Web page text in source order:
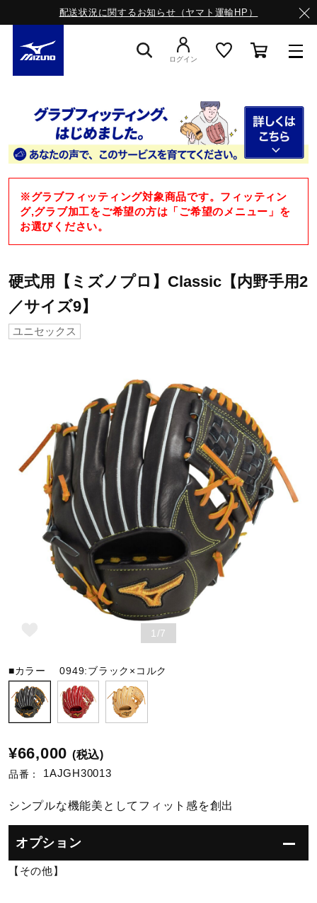
配送状況に関するお知らせ（ヤマト運輸HP）
ライフスタイルウエア
ランニング
トレーニング
ゴルフ
スイム
バレーボール
テニス／ソフトテニス
バドミントン
陸上競技
卓球
ソフトボール
柔道
ウィンタースポーツ
ログイン
※グラブフィッティング対象商品です。フィッティン
グ,グラブ加工をご希望の方は「ご希望のメニュー」を
お選びください。
硬式用【ミズノプロ】Classic【内野手用2
／サイズ9】
ユニセックス
1/7
■カラー0949:ブラック×コルク
¥66,000 (税込)
品番： 1AJGH30013
シンプルな機能美としてフィット感を創出
オプション
【その他】